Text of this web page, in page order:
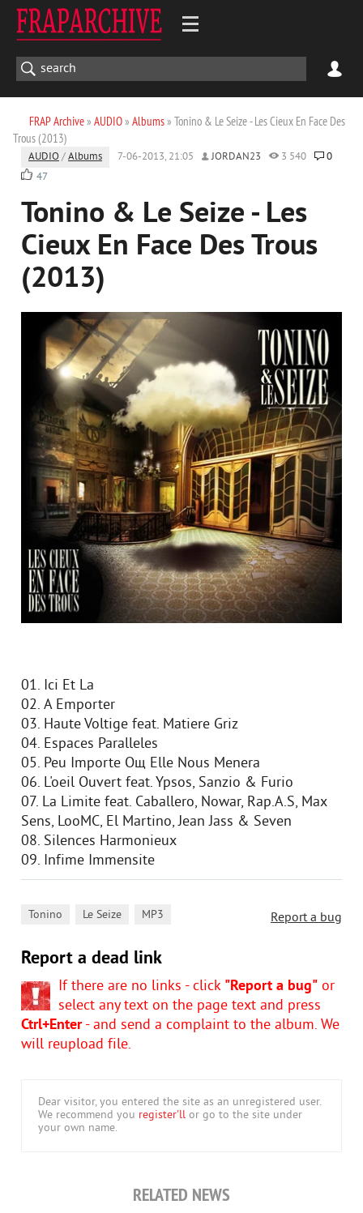
FRAP Archive» AUDIO» Albums» Tonino & Le Seize - Les Cieux En Face Des
Trous (2013)
AUDIO /Albums 7-06-2013, 21:05 JORDAN23 3 540
0
47
Tonino & Le Seize - Les
Cieux En Face Des Trous
(2013)
01. Ici Et Lа
02. A Emporter
03. Haute Voltige feat. Matiere Griz
04. Espaces Paralleles
05. Peu Importe Oщ Elle Nous Menera
06. L'oeil Ouvert feat. Ypsos, Sanzio & Furio
07. La Limite feat. Caballero, Nowar, Rap.A.S, Max
Sens, LooMC, El Martino, Jean Jass & Seven
08. Silences Harmonieux
09. Infime Immensite
Report a bug
Tonino Le Seize MP3
Report a dead link
If there are no links - click "Report a bug" or
select any text on the page text and press
Ctrl+Enter- and send a complaint to the album. We
will reupload file.
Dear visitor, you entered the site as an unregistered user.
We recommend you register'll or go to the site under
your own name.
RELATED NEWS